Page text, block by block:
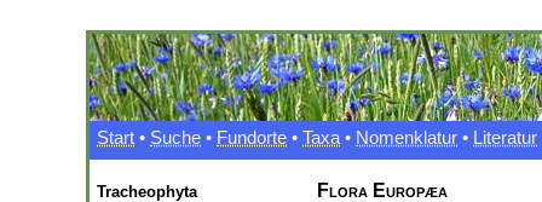
Start • Suche • Fundorte • Taxa • Nomenklatur • Literatur
Tracheophyta Flora Europæa